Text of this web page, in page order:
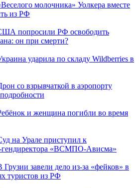
молочника» Уолкера вместе
из РФ
попросили РФ освободить
он при смерти?
ударила по складу Wildberries в
со взрывчаткой в аэропорту
и женщина погибли во время
на Урале приступил к
гендиректора «ВСМПО-Ависма»
Грузии завели дело из-за «фейков» в
туристов из РФ